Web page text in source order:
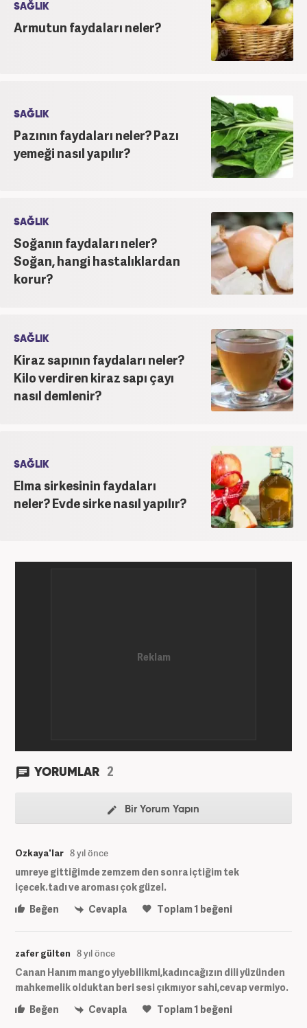
SAĞLIK
Armutun faydaları neler?
SAĞLIK
Pazının faydaları neler? Pazı
yemeği nasıl yapılır?
SAĞLIK
Soğanın faydaları neler?
Soğan, hangi hastalıklardan
korur?
SAĞLIK
Kiraz sapının faydaları neler?
Kilo verdiren kiraz sapı çayı
nasıl demlenir?
SAĞLIK
Elma sirkesinin faydaları
neler? Evde sirke nasıl yapılır?
YORUMLAR 2
Bir Yorum Yapın
Ozkaya'lar 8 yıl önce
umreye gittiğimde zemzem den sonra içtiğim tek
içecek.tadı ve aroması çok güzel.
Beğen
Cevapla Toplam1 beğeni
zafer gülten 8 yıl önce
Canan Hanım mango yiyebilikmi,kadıncağızın dili yüzünden
mahkemelik olduktan beri sesi çıkmıyor sahi,cevap vermiyo.
Beğen
Cevapla Toplam1 beğeni